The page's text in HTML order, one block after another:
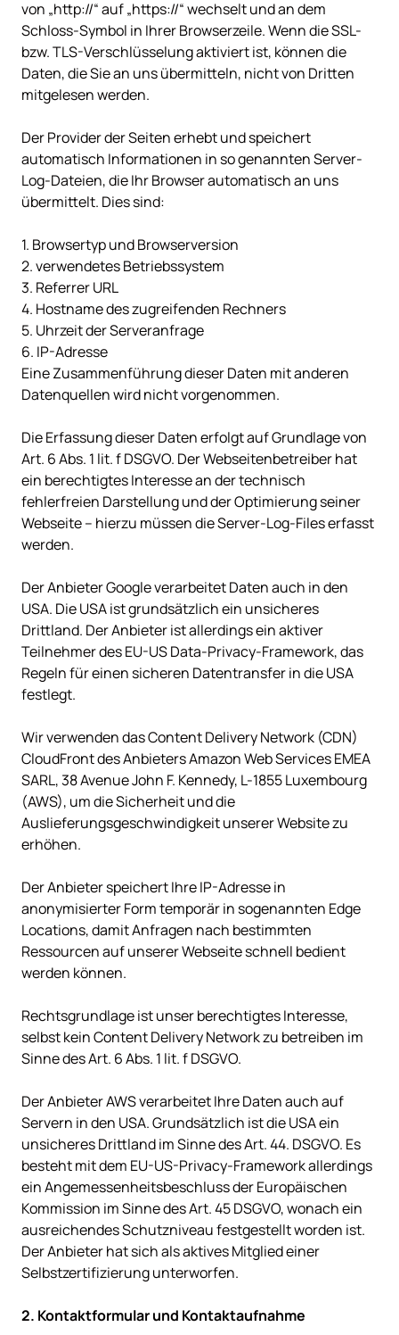
von „http://“ auf „https://“ wechselt und an dem
Schloss-Symbol in Ihrer Browserzeile. Wenn die SSL-
bzw. TLS-Verschlüsselung aktiviert ist, können die
Daten, die Sie an uns übermitteln, nicht von Dritten
mitgelesen werden.
Der Provider der Seiten erhebt und speichert
automatisch Informationen in so genannten Server-
Log-Dateien, die Ihr Browser automatisch an uns
übermittelt. Dies sind:
1. Browsertyp und Browserversion
2. verwendetes Betriebssystem
3. Referrer URL
4. Hostname des zugreifenden Rechners
5. Uhrzeit der Serveranfrage
6. IP-Adresse
Eine Zusammenführung dieser Daten mit anderen
Datenquellen wird nicht vorgenommen.
Die Erfassung dieser Daten erfolgt auf Grundlage von
Art. 6 Abs. 1 lit. f DSGVO. Der Webseitenbetreiber hat
ein berechtigtes Interesse an der technisch
fehlerfreien Darstellung und der Optimierung seiner
Webseite – hierzu müssen die Server-Log-Files erfasst
werden.
Der Anbieter Google verarbeitet Daten auch in den
USA. Die USA ist grundsätzlich ein unsicheres
Drittland. Der Anbieter ist allerdings ein aktiver
Teilnehmer des EU-US Data-Privacy-Framework, das
Regeln für einen sicheren Datentransfer in die USA
festlegt.
Wir verwenden das Content Delivery Network (CDN)
CloudFront des Anbieters Amazon Web Services EMEA
SARL, 38 Avenue John F. Kennedy, L-1855 Luxembourg
(AWS), um die Sicherheit und die
Auslieferungsgeschwindigkeit unserer Website zu
erhöhen.
Der Anbieter speichert Ihre IP-Adresse in
anonymisierter Form temporär in sogenannten Edge
Locations, damit Anfragen nach bestimmten
Ressourcen auf unserer Webseite schnell bedient
werden können.
Rechtsgrundlage ist unser berechtigtes Interesse,
selbst kein Content Delivery Network zu betreiben im
Sinne des Art. 6 Abs. 1 lit. f DSGVO.
Der Anbieter AWS verarbeitet Ihre Daten auch auf
Servern in den USA. Grundsätzlich ist die USA ein
unsicheres Drittland im Sinne des Art. 44. DSGVO. Es
besteht mit dem EU-US-Privacy-Framework allerdings
ein Angemessenheitsbeschluss der Europäischen
Kommission im Sinne des Art. 45 DSGVO, wonach ein
ausreichendes Schutzniveau festgestellt worden ist.
Der Anbieter hat sich als aktives Mitglied einer
Selbstzertifizierung unterworfen.